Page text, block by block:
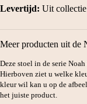
Levertijd: Uit collectie
Meer producten uit de
Deze stoel in de serie
Hierboven ziet u welke
kleur wil kan u op de
het juiste product.